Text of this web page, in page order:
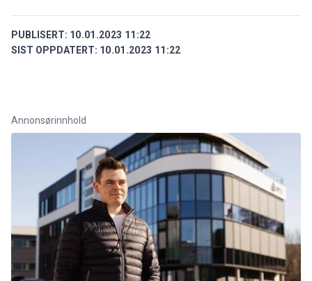
PUBLISERT: 10.01.2023 11:22
SIST OPPDATERT: 10.01.2023 11:22
Annonsørinnhold